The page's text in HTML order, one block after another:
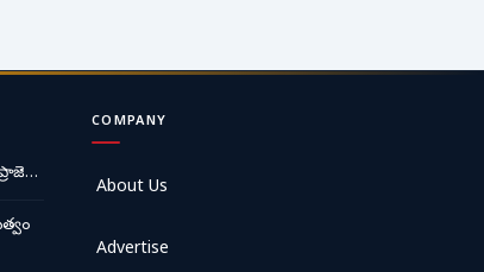
COMPANY
About Us
Advertise